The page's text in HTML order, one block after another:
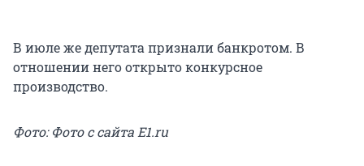
В июле же депутата признали банкротом. В
отношении него открыто конкурсное
производство.
Фото: Фото с сайта E1.ru